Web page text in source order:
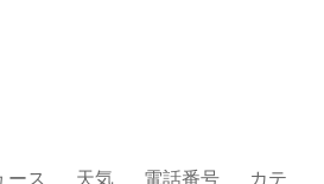
ース 天気 電話番号 カテ